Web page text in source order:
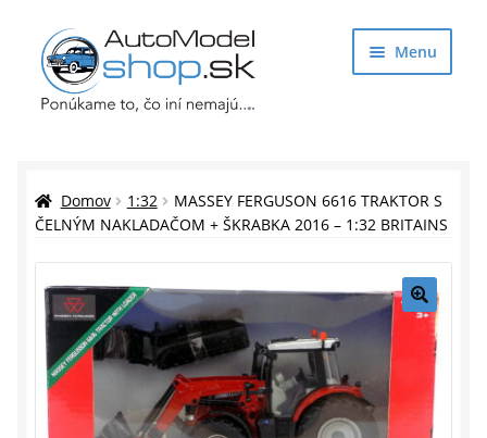
Preskočiť
na
navigáciu
Preskočiť
na
obsah
Menu
Auto Modely
Rozbaliť
Doplnky pre modelárov
menu
Darčekové predmety
Rozbaliť
menu
Domov 1:32
MASSEY FERGUSON 6616 TRAKTOR S
ČELNÝM NAKLADAČOM + ŠKRABKA 2016 – 1:32 BRITAINS
🔍